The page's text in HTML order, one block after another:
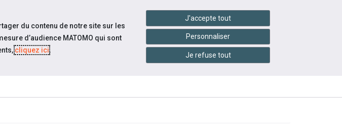
Accessibilité handshake Services en ligne
SOMMES-
CONTACTEZ-
NOUS
PRATIQUES
du contenu de notre site sur les
d’audience MATOMO qui sont
cliquez ici.
J'accepte tout
Personnaliser
Je refuse tout